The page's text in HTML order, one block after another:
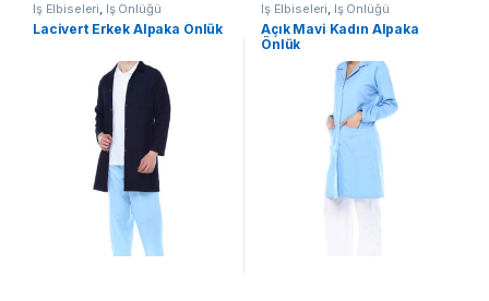
İş Elbiseleri, İş Önlüğü
Lacivert Erkek Alpaka Önlük
İş Elbiseleri, İş Önlüğü
Açık Mavi Kadın Alpaka
Önlük